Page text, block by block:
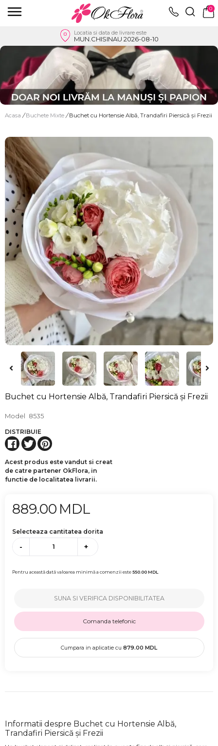
0
Locatia si data de livrare este
MUN.CHISINAU 2026-08-10
Acasa / Buchete Mixte / Buchet cu Hortensie Albă, Trandafiri Piersică și Frezii
Buchet cu Hortensie Albă, Trandafiri Piersică și Frezii
Model 8535
DISTRIBUIE
Acest produs este vandut si creat
de catre partener OkFlora, in
functie de localitatea livrarii.
889.00 MDL
Selecteaza cantitatea dorita
- +
Pentru această dată valoarea minimă a comenzii este550.00MDL
SUNA SI VERIFICA DISPONIBILITATEA
Comanda telefonic
Cumpara in aplicatie cu 879.00 MDL
Informatii despre Buchet cu Hortensie Albă,
Trandafiri Piersică și Frezii